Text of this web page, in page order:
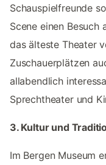
Schauspielfreunde
Scene einen
das älteste Theater
Zuschauerplätzen
allabendlich
Sprechtheater und
3. Kultur und
Im Bergen Museum